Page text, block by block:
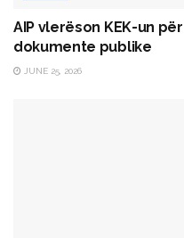
AIP vlerëson KEK-un
dokumente publike
JUNE 25, 2026